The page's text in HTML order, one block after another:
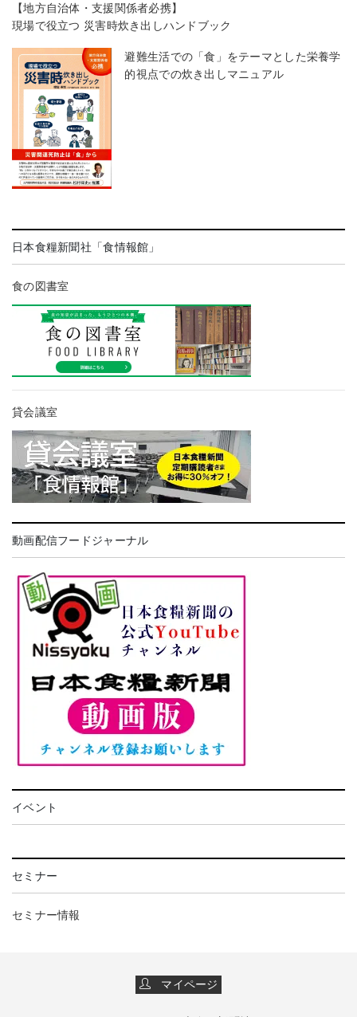
【地方自治体・支援関係者必携】
現場で役立つ 災害時炊き出しハンドブック
避難生活での「食」をテーマとした栄養学
的視点での炊き出しマニュアル
日本食糧新聞社「食情報館」
食の図書室
貸会議室
動画配信フードジャーナル
イベント
セミナー
セミナー情報
マイページ